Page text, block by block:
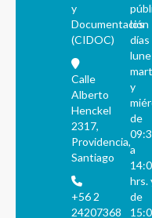
y
Documentación
(CIDOC)
Calle
Alberto
Henckel
2317,
Providencia,
Santiago
+56 2
24207368
los
días
y
de
a
hrs.
de